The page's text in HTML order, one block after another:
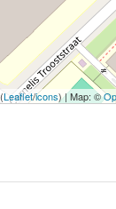
(Leaflet/icons) | Map: ©